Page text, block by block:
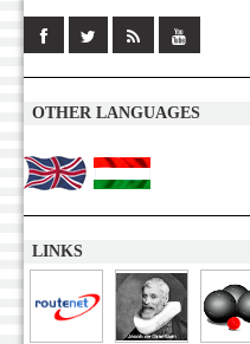
OTHER LANGUAGES
LINKS